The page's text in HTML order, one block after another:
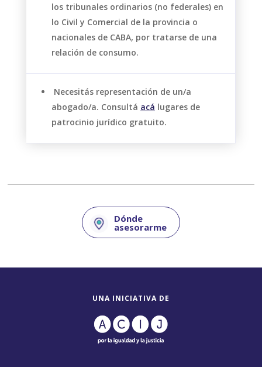
los tribunales ordinarios (no federales) en
lo Civil y Comercial de la provincia o
nacionales de CABA, por tratarse de una
relación de consumo.
Necesitás representación de un/a
abogado/a. Consultá acá lugares de
patrocinio jurídico gratuito.
Dónde
asesorarme
UNA INICIATIVA DE